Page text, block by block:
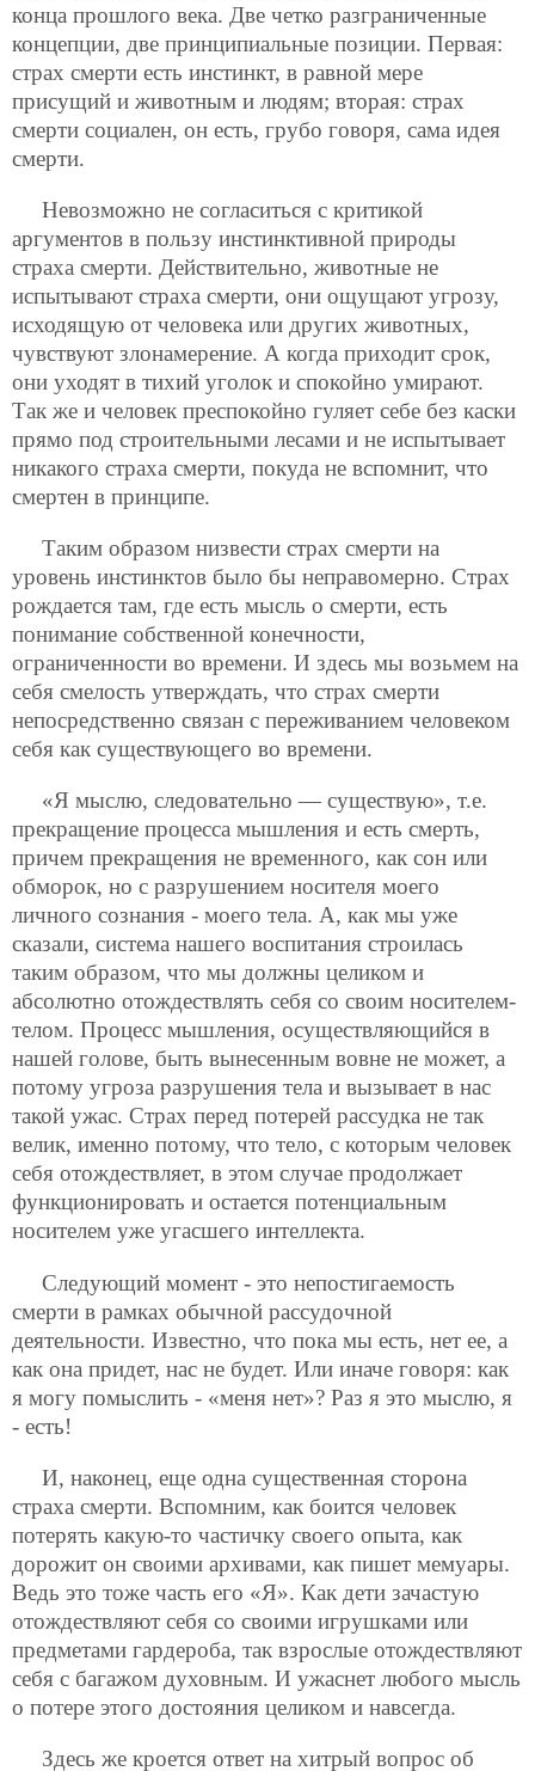
конца прошлого века. Две четко разграниченные
концепции, две принципиальные позиции. Первая:
страх смерти есть инстинкт, в равной мере
присущий и животным и людям; вторая: страх
смерти социален, он есть, грубо говоря, сама идея
смерти.
Невозможно не согласиться с критикой
аргументов в пользу инстинктивной природы
страха смерти. Действительно, животные не
испытывают страха смерти, они ощущают угрозу,
исходящую от человека или других животных,
чувствуют злонамерение. А когда приходит срок,
они уходят в тихий уголок и спокойно умирают.
Так же и человек преспокойно гуляет себе без каски
прямо под строительными лесами и не испытывает
никакого страха смерти, покуда не вспомнит, что
смертен в принципе.
Таким образом низвести страх смерти на
уровень инстинктов было бы неправомерно. Страх
рождается там, где есть мысль о смерти, есть
понимание собственной конечности,
ограниченности во времени. И здесь мы возьмем на
себя смелость утверждать, что страх смерти
непосредственно связан с переживанием человеком
себя как существующего во времени.
«Я мыслю, следовательно — существую», т.е.
прекращение процесса мышления и есть смерть,
причем прекращения не временного, как сон или
обморок, но с разрушением носителя моего
личного сознания - моего тела. А, как мы уже
сказали, система нашего воспитания строилась
таким образом, что мы должны целиком и
абсолютно отождествлять себя со своим носителем-
телом. Процесс мышления, осуществляющийся в
нашей голове, быть вынесенным вовне не может, а
потому угроза разрушения тела и вызывает в нас
такой ужас. Страх перед потерей рассудка не так
велик, именно потому, что тело, с которым человек
себя отождествляет, в этом случае продолжает
функционировать и остается потенциальным
носителем уже угасшего интеллекта.
Следующий момент - это непостигаемость
смерти в рамках обычной рассудочной
деятельности. Известно, что пока мы есть, нет ее, а
как она придет, нас не будет. Или иначе говоря: как
я могу помыслить - «меня нет»? Раз я это мыслю, я
- есть!
И, наконец, еще одна существенная сторона
страха смерти. Вспомним, как боится человек
потерять какую-то частичку своего опыта, как
дорожит он своими архивами, как пишет мемуары.
Ведь это тоже часть его «Я». Как дети зачастую
отождествляют себя со своими игрушками или
предметами гардероба, так взрослые отождествляют
себя с багажом духовным. И ужаснет любого мысль
о потере этого достояния целиком и навсегда.
Здесь же кроется ответ на хитрый вопрос об